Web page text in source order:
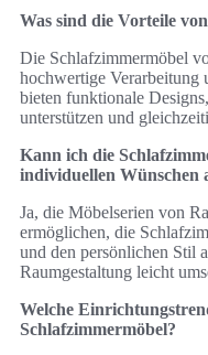
Was sind die Vorteile
Die Schlafzimmermöbel
hochwertige Verarbeitung
bieten funktionale
unterstützen und
Kann ich die
individuellen Wünschen
Ja, die Möbelserien von
ermöglichen, die
und den persönlichen Stil
Raumgestaltung leicht
Welche
Schlafzimmermöbel?